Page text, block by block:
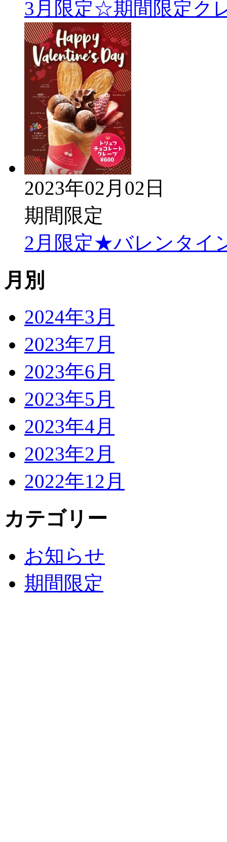
3月限定☆期間限定ク
2023年02月02日
期間限定
2月限定★バレンタイ
月別
2024年3月
2023年7月
2023年6月
2023年5月
2023年4月
2023年2月
2022年12月
カテゴリー
お知らせ
期間限定